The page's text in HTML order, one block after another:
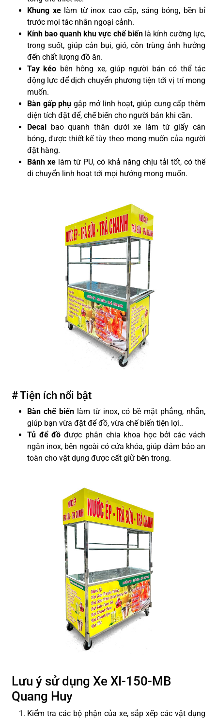
Khung xelàm từ inox cao cấp, sáng bóng, bền bỉ
trước mọi tác nhân ngoại cảnh.
Kính bao quanh khu vực chế biến là kính cường lực,
trong suốt, giúp cản bụi, gió, côn trùng ảnh hưởng
đến chất lượng đồ ăn.
Tay kéo bên hông xe, giúp người bán có thể tác
động lực để dịch chuyển phương tiện tới vị trí mong
muốn.
Bàn gấp phụgập mở linh hoạt, giúp cung cấp thêm
diện tích đặt để, chế biến cho người bán khi cần.
Decal
bao quanh thân dưới xe làm từ giấy cán
bóng, được thiết kế tùy theo mong muốn của người
đặt hàng.
Bánh xe làm từ PU, có khả năng chịu tải tốt, có thể
di chuyển linh hoạt tới mọi hướng mong muốn.
# Tiện ích nổi bật
Bàn chế biếnlàm từ inox, có bề mặt phẳng, nhẵn,
giúp bạn vừa đặt để đồ, vừa chế biến tiện lợi..
Tủ để đồđược phân chia khoa học bởi các vách
ngăn inox, bên ngoài có cửa khóa, giúp đảm bảo an
toàn cho vật dụng được cất giữ bên trong.
Lưu ý sử dụng Xe XI-150-MB
Quang Huy
Kiểm tra các bộ phận của xe, sắp xếp các vật dụng